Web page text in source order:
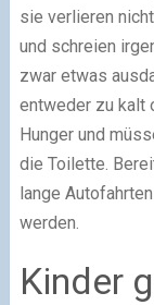
sie verlieren
und schreien
zwar etwas
entweder zu kalt
Hunger und
die Toilette.
lange
werden.
Kinder